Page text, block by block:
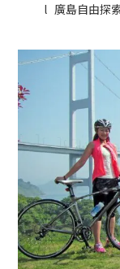
l 廣島自由探